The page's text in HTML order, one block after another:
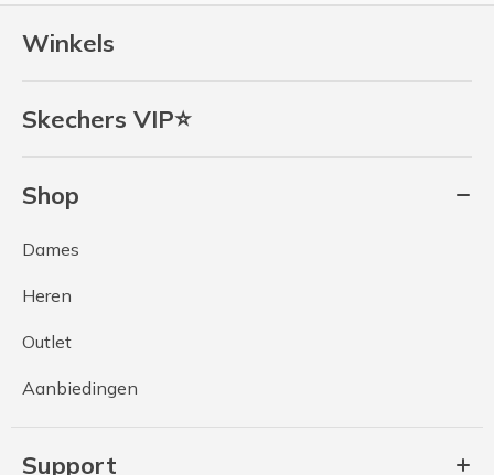
Winkels
Skechers VIP⭐
Shop
Dames
Heren
Outlet
Aanbiedingen
Support